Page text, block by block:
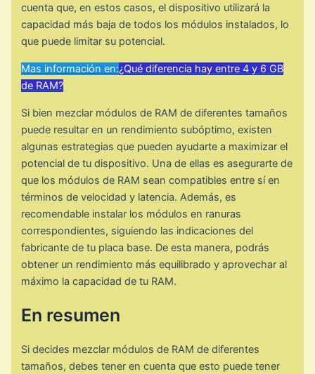
cuenta que, en estos casos, el dispositivo utilizará la
capacidad más baja de todos los módulos instalados, lo
que puede limitar su potencial.
Mas información en:¿Qué diferencia hay entre 4 y 6 GB
de RAM?
Si bien mezclar módulos de RAM de diferentes tamaños
puede resultar en un rendimiento subóptimo, existen
algunas estrategias que pueden ayudarte a maximizar el
potencial de tu dispositivo. Una de ellas es asegurarte de
que los módulos de RAM sean compatibles entre sí en
términos de velocidad y latencia. Además, es
recomendable instalar los módulos en ranuras
correspondientes, siguiendo las indicaciones del
fabricante de tu placa base. De esta manera, podrás
obtener un rendimiento más equilibrado y aprovechar al
máximo la capacidad de tu RAM.
En resumen
Si decides mezclar módulos de RAM de diferentes
tamaños, debes tener en cuenta que esto puede tener